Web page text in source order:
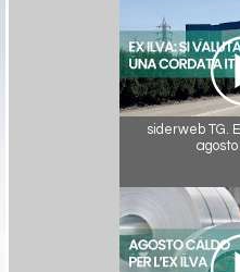
siderweb TG.
agosto